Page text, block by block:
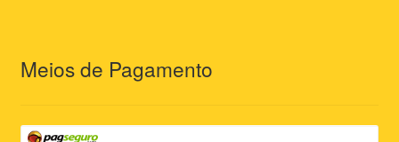
Meios de Pagamento